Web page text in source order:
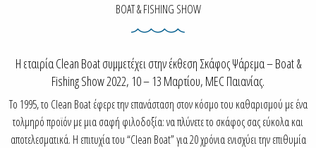
BOAT & FISHING SHOW
Η εταιρία Clean Boat συμμετέχει στην έκθεση Σκάφος Ψάρεμα – Boat &
Fishing Show 2022, 10 – 13 Μαρτίου, MEC Παιανίας.
Το 1995, το Clean Boat έφερε την επανάσταση στον κόσμο του καθαρισμού με ένα
τολμηρό προϊόν με μια σαφή φιλοδοξία: να πλύνετε το σκάφος σας εύκολα και
αποτελεσματικά. Η επιτυχία του “Clean Boat” για 20 χρόνια ενισχύει την επιθυμία